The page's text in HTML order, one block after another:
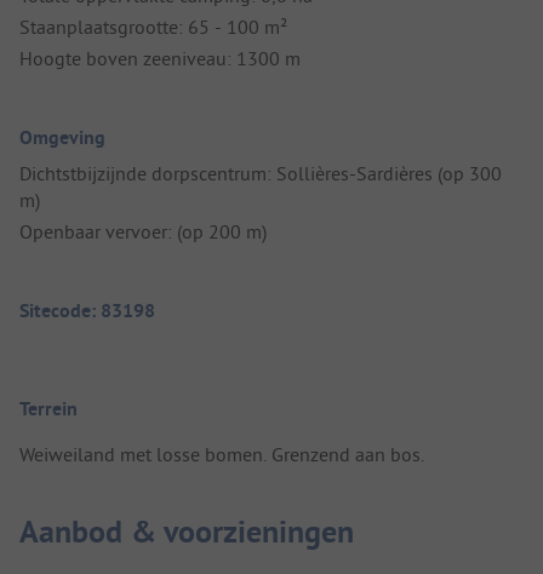
Staanplaatsgrootte: 65 - 100 m²
Hoogte boven zeeniveau: 1300 m
Omgeving
Dichtstbijzijnde dorpscentrum: Sollières-Sardières (op 300
m)
Openbaar vervoer: (op 200 m)
Sitecode: 83198
Terrein
Weiweiland met losse bomen. Grenzend aan bos.
Aanbod & voorzieningen